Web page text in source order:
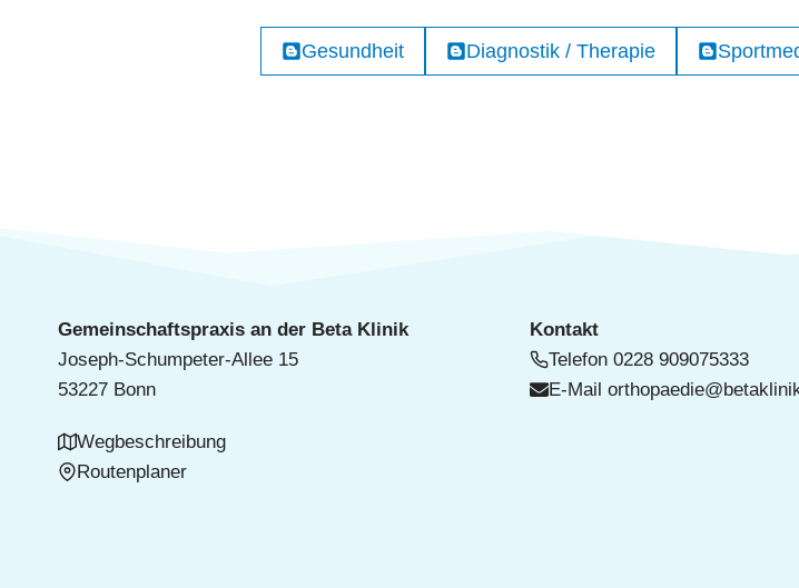
Gesundheit Diagnostik / Therapie
Gemeinschaftspraxis an der Beta Klinik
Joseph-Schumpeter-Allee 15
53227 Bonn
Wegbeschreibung
Routenplaner
Kontakt
Telefon 0228 909075333
E-Mail